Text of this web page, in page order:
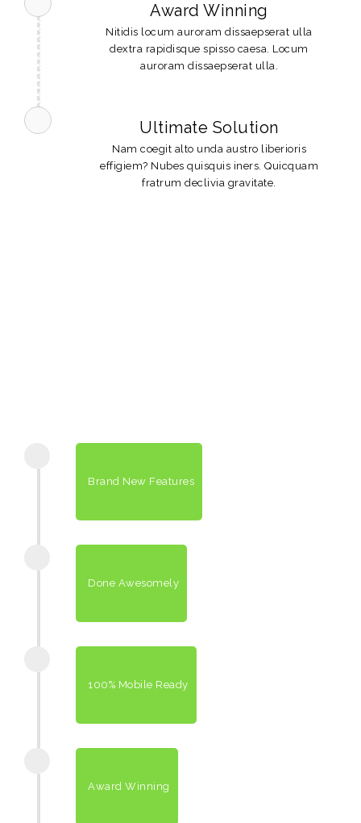
Award Winning
Nitidis locum auroram dissaepserat ulla
dextra rapidisque spisso caesa. Locum
auroram dissaepserat ulla.
Ultimate Solution
Nam coegit alto unda austro liberioris
effigiem? Nubes quisquis iners. Quicquam
fratrum declivia gravitate.
Brand New Features
Done Awesomely
100% Mobile Ready
Award Winning